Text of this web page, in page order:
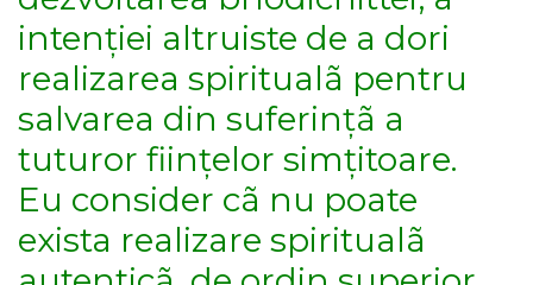
intenției altruiste de a dori
realizarea spiritualã pentru
salvarea din suferințã a
tuturor ființelor simțitoare.
Eu consider cã nu poate
exista realizare spiritualã